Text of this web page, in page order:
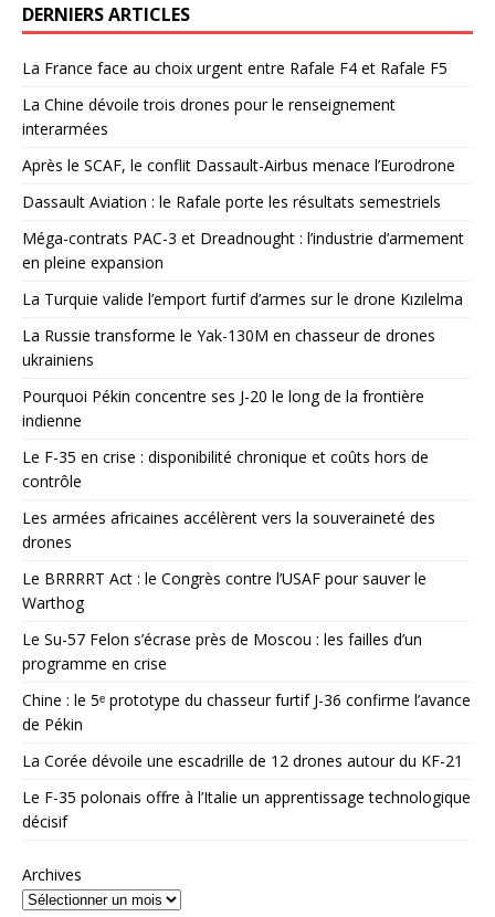
DERNIERS ARTICLES
La France face au choix urgent entre Rafale F4 et Rafale F5
La Chine dévoile trois drones pour le renseignement
interarmées
Après le SCAF, le conflit Dassault-Airbus menace l’Eurodrone
Dassault Aviation : le Rafale porte les résultats semestriels
Méga-contrats PAC-3 et Dreadnought : l’industrie d’armement
en pleine expansion
La Turquie valide l’emport furtif d’armes sur le drone Kızılelma
La Russie transforme le Yak-130M en chasseur de drones
ukrainiens
Pourquoi Pékin concentre ses J-20 le long de la frontière
indienne
Le F-35 en crise : disponibilité chronique et coûts hors de
contrôle
Les armées africaines accélèrent vers la souveraineté des
drones
Le BRRRRT Act : le Congrès contre l’USAF pour sauver le
Warthog
Le Su-57 Felon s’écrase près de Moscou : les failles d’un
programme en crise
Chine : le 5ᵉ prototype du chasseur furtif J-36 confirme l’avance
de Pékin
La Corée dévoile une escadrille de 12 drones autour du KF-21
Le F-35 polonais offre à l’Italie un apprentissage technologique
décisif
Archives